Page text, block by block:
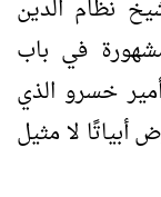
نظام الدين
في باب
خسرو الذي
أبياتًا لا مثيل